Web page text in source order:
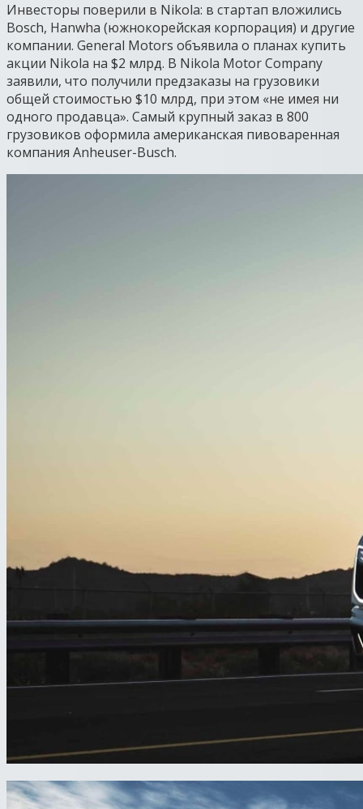
Инвесторы поверили в Nikola: в стартап вложились
Bosch, Hanwha (южнокорейская корпорация) и другие
компании. General Motors объявила о планах купить
акции Nikola на $2 млрд. В Nikola Motor Company
заявили, что получили предзаказы на грузовики
общей стоимостью $10 млрд, при этом «не имея ни
одного продавца». Самый крупный заказ в 800
грузовиков оформила американская пивоваренная
компания Anheuser-Busch.